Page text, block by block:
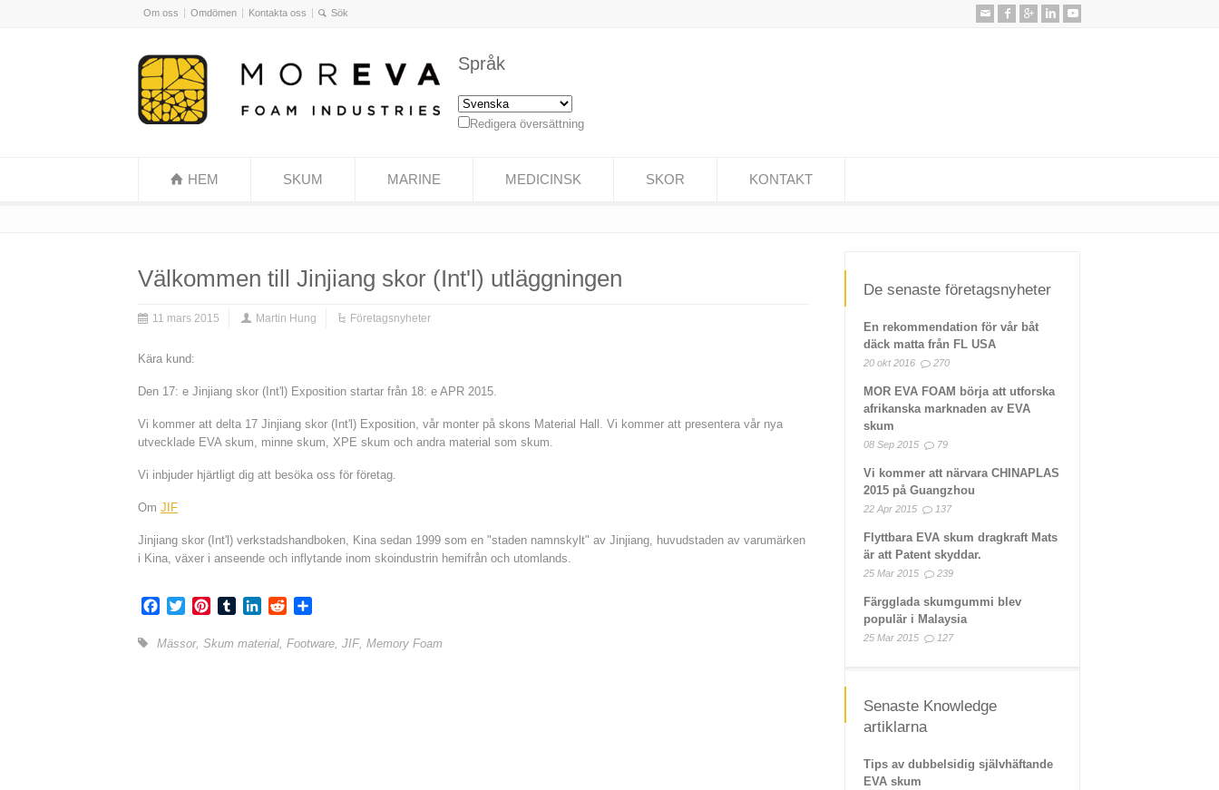
Om oss Omdömen Kontakta oss
Språk
Redigera översättning
HEM SKUM MARINE MEDICINSK SKOR KONTAKT
Välkommen till Jinjiang skor (Int'l) utläggningen
11 mars 2015 Martin Hung Företagsnyheter
Kära kund:
Den 17: e Jinjiang skor (Int'l) Exposition startar från 18: e APR 2015.
Vi kommer att delta 17 Jinjiang skor (Int'l) Exposition, vår monter på skons Material Hall. Vi kommer att presentera vår nya
utvecklade EVA skum, minne skum, XPE skum och andra material som skum.
Vi inbjuder hjärtligt dig att besöka oss för företag.
Om JIF
Jinjiang skor (Int'l) verkstadshandboken, Kina sedan 1999 som en "staden namnskylt" av Jinjiang, huvudstaden av varumärken
i Kina, växer i anseende och inflytande inom skoindustrin hemifrån och utomlands.
Facebook
TwitterPinterestTumblrLinkedInReddit
Mässor, Skum material, Footware, JIF, Memory Foam
De senaste företagsnyheter
En rekommendation för vår båt
däck matta från FL USA
20 okt 2016 270
MOR EVA FOAM börja att utforska
afrikanska marknaden av EVA
skum
08 Sep 2015 79
Vi kommer att närvara CHINAPLAS
2015 på Guangzhou
22 Apr 2015 137
Flyttbara EVA skum dragkraft Mats
är att Patent skyddar.
25 Mar 2015 239
Färgglada skumgummi blev
populär i Malaysia
25 Mar 2015 127
Senaste Knowledge
artiklarna
Tips av dubbelsidig självhäftande
EVA skum